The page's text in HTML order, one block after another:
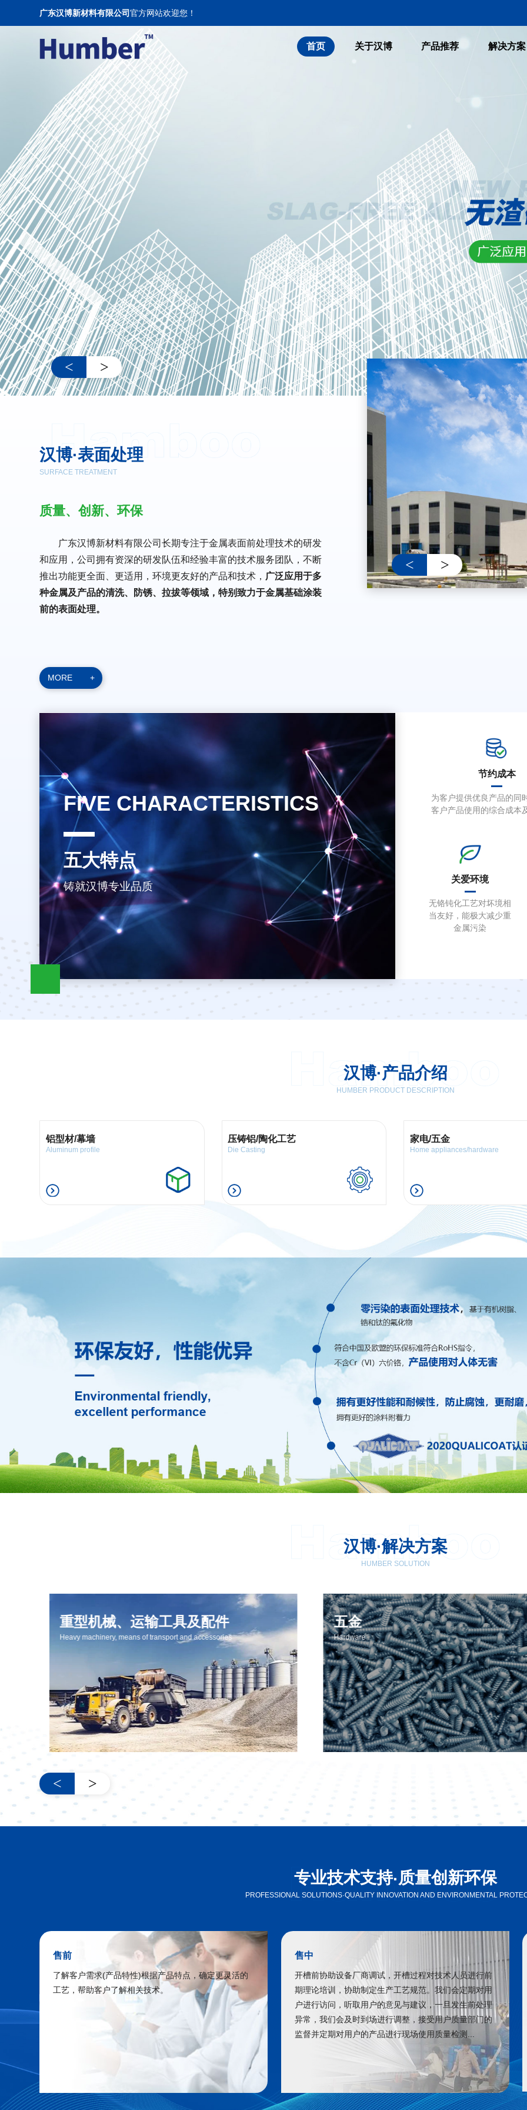
广东汉博新材料有限公司官方网站欢迎您！
首页 关于汉博 产品推荐 解决方案
< >
汉博·表面处理
SURFACE TREATMENT
质量、创新、环保
广东汉博新材料有限公司长期专注于金属表面前处理技术的研发
和应用，公司拥有资深的研发队伍和经验丰富的技术服务团队，不断
推出功能更全面、更适用，环境更友好的产品和技术， 广泛应用于多
种金属及产品的清洗、防锈、拉拔等领域，特别致力于金属基础涂装
前的表面处理。
MORE +
< >
FIVE CHARACTERISTICS
五大特点
铸就汉博专业品质
节约成本
为客户提供优良产品的同
客户产品使用的综合成本
关爱环境
无铬钝化工艺对坏境相
当友好，能极大减少重
金属污染
汉博·产品介绍
HUMBER PRODUCT DESCRIPTION
铝型材/幕墙
Aluminum profile
压铸铝/陶化工艺
Die Casting
家电/五金
Home appliances/hardware
汉博·解决方案
HUMBER SOLUTION
重型机械、运输工具及配件
Heavy machinery, means of transport and accessories
五金
< >
专业技术支持·质量创新环保
PROFESSIONAL SOLUTIONS·QUALITY INNOVATION AND ENVIRONMENTAL
售前
了解客户需求(产品特性)根据产品特点，确定更灵活的
工艺，帮助客户了解相关技术。
售中
开槽前协助设备厂商调试，开槽过程对技术人员进行前
期理论培训，协助制定生产工艺规范。我们会定期对用
户进行访问，听取用户的意见与建议，一旦发生前处理
异常，我们会及时到场进行调整，接受用户质量部门的
监督并定期对用户的产品进行现场使用质量检测...